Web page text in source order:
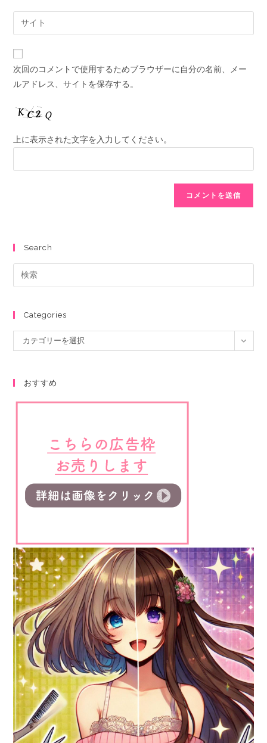
次回のコメントで使用するためブラウザーに自分の名前、メー
ルアドレス、サイトを保存する。
上に表示された文字を入力してください。
Search
Categories
カテゴリーを選択
おすすめ